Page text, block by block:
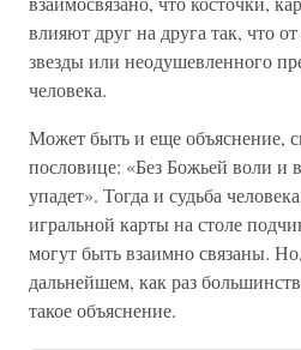
влияют друг на друга так, что
звезды или неодушевленного
человека.
Может быть и еще объяснение,
пословице: «Без Божьей воли и
упадет». Тогда и судьба
игральной карты на столе
могут быть взаимно связаны.
дальнейшем, как раз
такое объяснение.